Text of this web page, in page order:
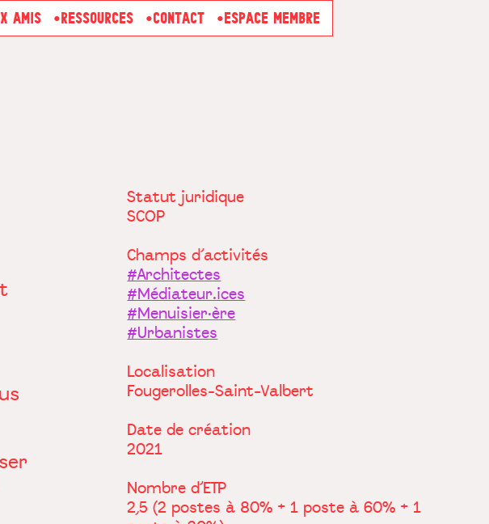
AMIS RESSOURCES CONTACT ESPACE MEMBRE
Statut juridique
SCOP
Champs d’activités
#Architectes
#Médiateur.ices
#Menuisier·ère
#Urbanistes
Localisation
Fougerolles-Saint-Valbert
Date de création
2021
Nombre d’ETP
2,5 (2 postes à 80% + 1 poste à 60% + 1